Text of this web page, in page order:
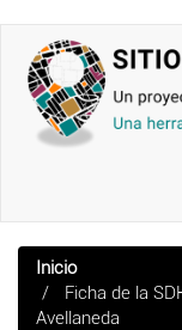
contenido
principal
Inicio
Ficha de la
Avellaneda